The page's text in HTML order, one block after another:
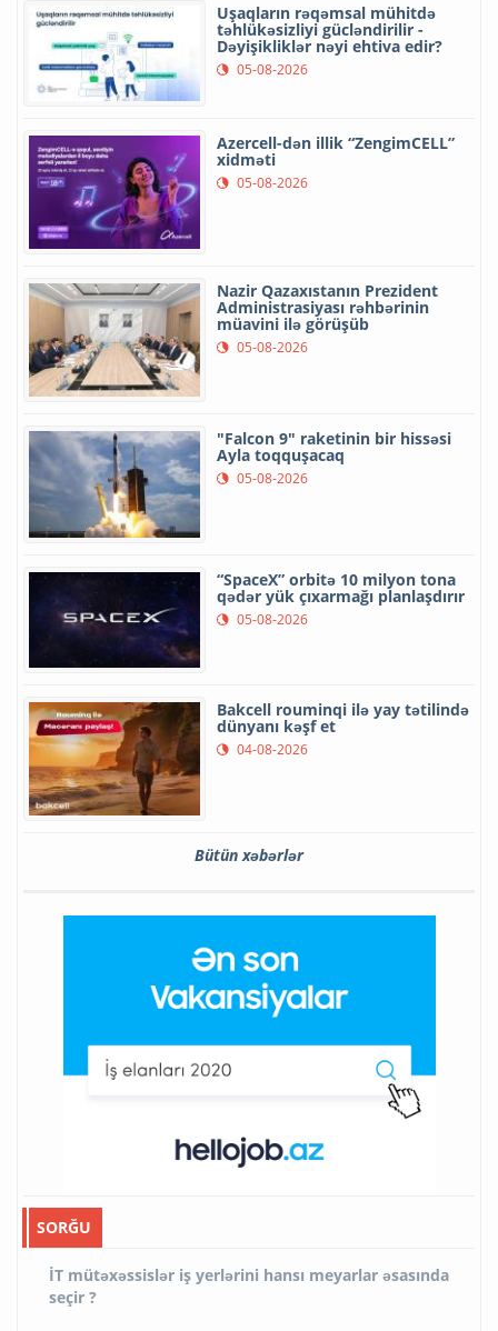
Uşaqların rəqəmsal mühitdə
təhlükəsizliyi gücləndirilir -
Dəyişikliklər nəyi ehtiva edir?
05-08-2026
Azercell-dən illik “ZengimCELL”
xidməti
05-08-2026
Nazir Qazaxıstanın Prezident
Administrasiyası rəhbərinin
müavini ilə görüşüb
05-08-2026
"Falcon 9" raketinin bir hissəsi
Ayla toqquşacaq
05-08-2026
“SpaceX” orbitə 10 milyon tona
qədər yük çıxarmağı planlaşdırır
05-08-2026
Bakcell rouminqi ilə yay tətilində
dünyanı kəşf et
04-08-2026
Bütün xəbərlər
SORĞU
İT mütəxəssislər iş yerlərini hansı meyarlar əsasında
seçir ?